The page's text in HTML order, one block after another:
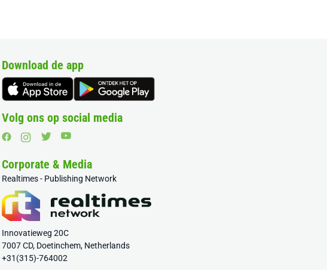
Download de app
Volg ons op social media
Corporate & Media
Realtimes - Publishing Network
Innovatieweg 20C
7007 CD, Doetinchem, Netherlands
+31(315)-764002